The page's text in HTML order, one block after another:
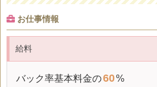
お仕事情報
給料
バック率基本料金の60%